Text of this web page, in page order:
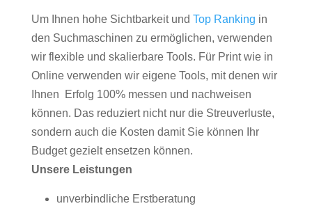
Um Ihnen hohe Sichtbarkeit und Top Ranking in
den Suchmaschinen zu ermöglichen, verwenden
wir flexible und skalierbare Tools. Für Print wie in
Online verwenden wir eigene Tools, mit denen wir
Ihnen Erfolg 100% messen und nachweisen
können. Das reduziert nicht nur die Streuverluste,
sondern auch die Kosten damit Sie können Ihr
Budget gezielt ensetzen können.
Unsere Leistungen
unverbindliche Erstberatung